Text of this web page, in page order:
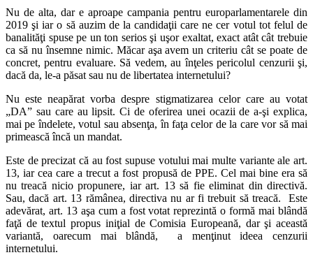
Nu de alta, dar e aproape campania pentru europarlamentarele din
2019 şi iar o să auzim de la candidaţii care ne cer votul tot felul de
banalităţi spuse pe un ton serios şi uşor exaltat, exact atât cât trebuie
ca să nu însemne nimic. Măcar aşa avem un criteriu cât se poate de
concret, pentru evaluare. Să vedem, au înţeles pericolul cenzurii şi,
dacă da, le-a păsat sau nu de libertatea internetului?
Nu este neapărat vorba despre stigmatizarea celor care au votat
„DA” sau care au lipsit. Ci de oferirea unei ocazii de a-şi explica,
mai pe îndelete, votul sau absenţa, în faţa celor de la care vor să mai
primească încă un mandat.
Este de precizat că au fost supuse votului mai multe variante ale art.
13, iar cea care a trecut a fost propusă de PPE. Cel mai bine era să
nu treacă nicio propunere, iar art. 13 să fie eliminat din directivă.
Sau, dacă art. 13 rămânea, directiva nu ar fi trebuit să treacă. Este
adevărat, art. 13 aşa cum a fost votat reprezintă o formă mai blândă
faţă de textul propus iniţial de Comisia Europeană, dar şi această
variantă, oarecum mai blândă, a menţinut ideea cenzurii
internetului.